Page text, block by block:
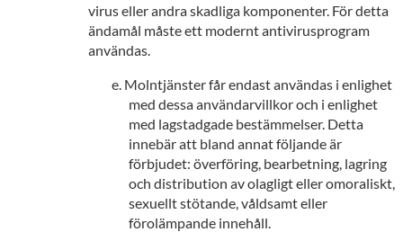
virus eller andra skadliga komponenter. För detta
ändamål måste ett modernt antivirusprogram
användas.
Molntjänster får endast användas i enlighet
med dessa användarvillkor och i enlighet
med lagstadgade bestämmelser. Detta
innebär att bland annat följande är
förbjudet: överföring, bearbetning, lagring
och distribution av olagligt eller omoraliskt,
sexuellt stötande, våldsamt eller
förolämpande innehåll.